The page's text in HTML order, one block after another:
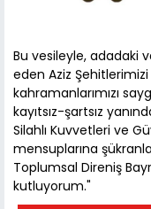
Bu vesileyle, adadaki
eden Aziz
kahramanlarımızı
kayıtsız-şartsız
Silahlı Kuvvetleri ve
mensuplarına
Toplumsal Direniş
kutluyorum."